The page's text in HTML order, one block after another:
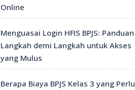
Online
Menguasai Login HFIS BPJS: Panduan
Langkah demi Langkah untuk Akses
yang Mulus
Berapa Biaya BPJS Kelas 3 yang Perlu